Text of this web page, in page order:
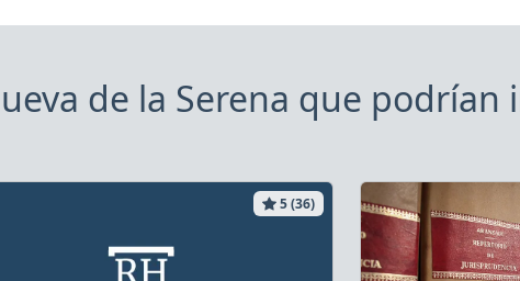
de la Serena que podrían
5 (36)